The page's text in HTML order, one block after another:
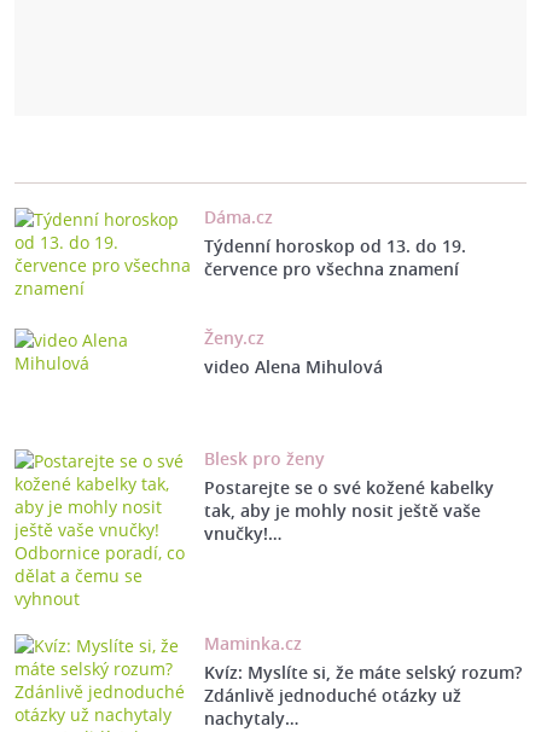
Dáma.cz
Týdenní horoskop od 13. do 19.
července pro všechna znamení
Ženy.cz
video Alena Mihulová
Blesk pro ženy
Postarejte se o své kožené kabelky
tak, aby je mohly nosit ještě vaše
vnučky!…
Maminka.cz
Kvíz: Myslíte si, že máte selský rozum?
Zdánlivě jednoduché otázky už
nachytaly…